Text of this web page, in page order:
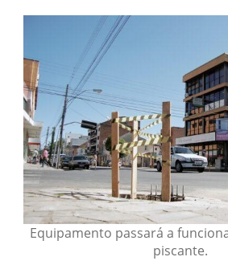
Equipamento passará a
piscante.